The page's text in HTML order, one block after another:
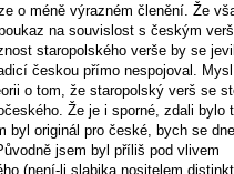
o méně výrazném členění. Že
na souvislost s českým
staropolského verše by se
českou přímo nespojoval.
o tom, že staropolský verš se
Že je i sporné, zdali bylo
byl originál pro české, bych se
jsem byl příliš pod vlivem
(není-li slabika nositelem